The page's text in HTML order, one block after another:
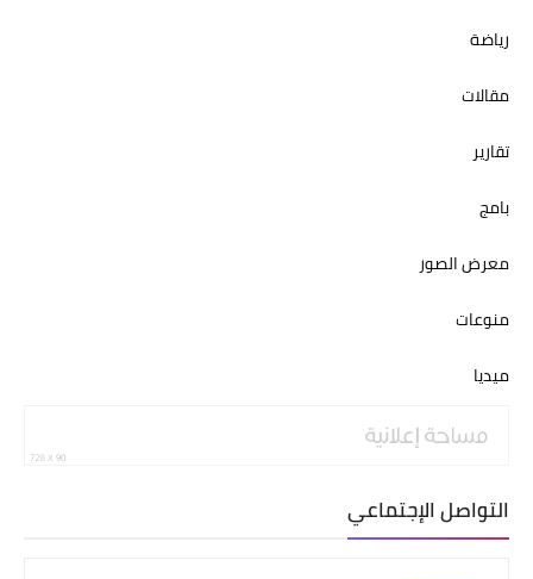
رياضة
مقالات
تقارير
بامج
معرض الصور
منوعات
ميديا
التواصل الإجتماعي